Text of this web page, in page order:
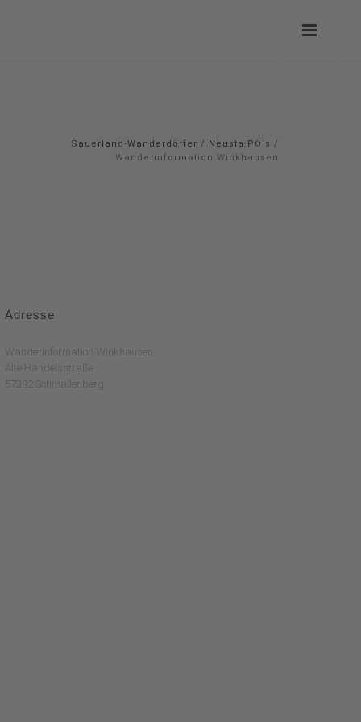
Sauerland-Wanderdörfer / Neusta POIs /
Wanderinformation Winkhausen
Adresse
Wanderinformation Winkhausen
Alte Handelsstraße
57392 Schmallenberg